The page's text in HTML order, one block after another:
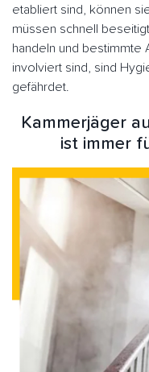
etabliert sind, können
müssen schnell
handeln und bestimmte
involviert sind, sind
gefährdet.
Kammerjäger
ist immer